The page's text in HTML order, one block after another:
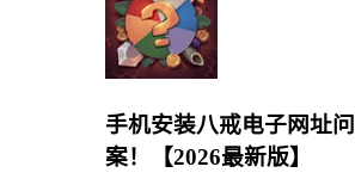
手机安装八戒电子网址
案！【2026最新版】